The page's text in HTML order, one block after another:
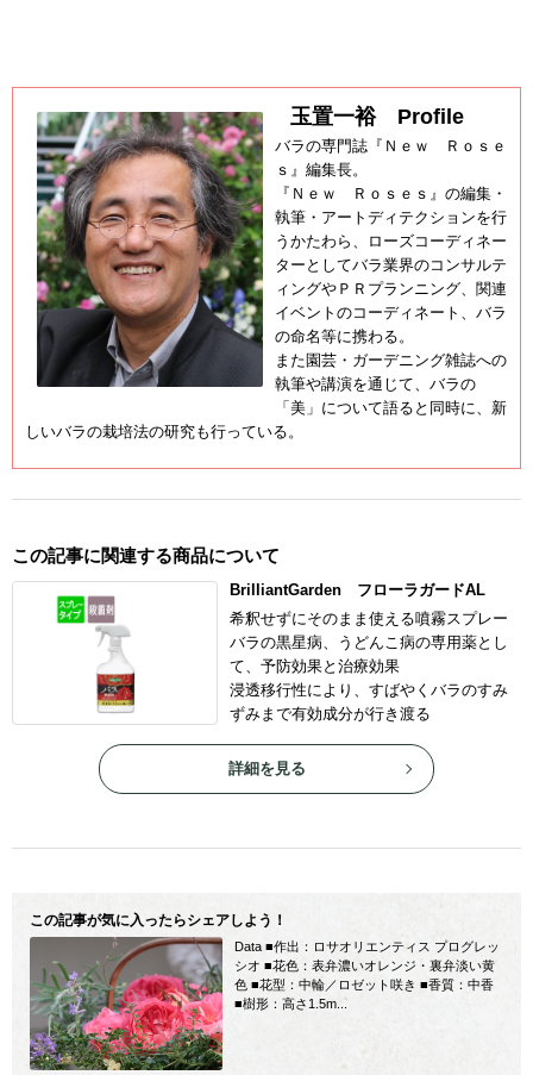
玉置一裕 Profile
バラの専門誌『Ｎｅｗ Ｒｏｓｅ
ｓ』編集長。
『Ｎｅｗ Ｒｏｓｅｓ』の編集・
執筆・アートディテクションを行
うかたわら、ローズコーディネー
ターとしてバラ業界のコンサルテ
ィングやＰＲプランニング、関連
イベントのコーディネート、バラ
の命名等に携わる。
また園芸・ガーデニング雑誌への
執筆や講演を通じて、バラの
「美」について語ると同時に、新
しいバラの栽培法の研究も行っている。
この記事に関連する商品について
BrilliantGarden フローラガードAL
希釈せずにそのまま使える噴霧スプレー
バラの黒星病、うどんこ病の専用薬とし
て、予防効果と治療効果
浸透移行性により、すばやくバラのすみ
ずみまで有効成分が行き渡る
詳細を見る
この記事が気に入ったらシェアしよう！
Data ■作出：ロサオリエンティス プログレッ
シオ ■花色：表弁濃いオレンジ・裏弁淡い黄
色 ■花型：中輪／ロゼット咲き ■香質：中香
■樹形：高さ1.5m...